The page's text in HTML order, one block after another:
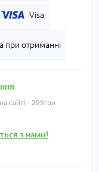
Visa
при отриманні
сайті - 299грн
з нами!